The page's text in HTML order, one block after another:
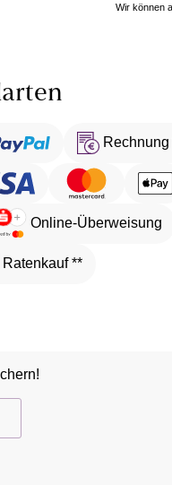
Wir können
Rechnung
Online-Überweisung
Ratenkauf **